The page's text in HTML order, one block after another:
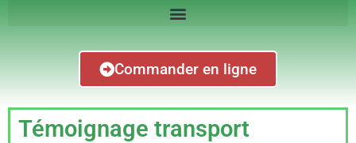
Commander en ligne
Témoignage transport